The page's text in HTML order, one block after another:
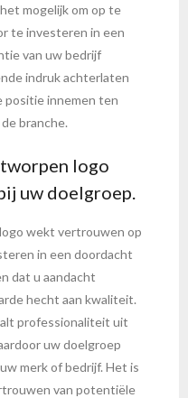
mogelijk om op te
te investeren in een
van uw bedrijf
indruk achterlaten
positie innemen ten
branche.
logo
uw doelgroep.
wekt vertrouwen op
in een doordacht
dat u aandacht
hecht aan kwaliteit.
professionaliteit uit
uw doelgroep
merk of bedrijf. Het is
van potentiële